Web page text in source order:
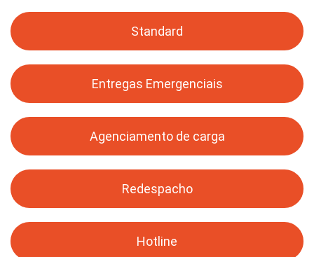
Standard
Entregas Emergenciais
Agenciamento de carga
Redespacho
Hotline